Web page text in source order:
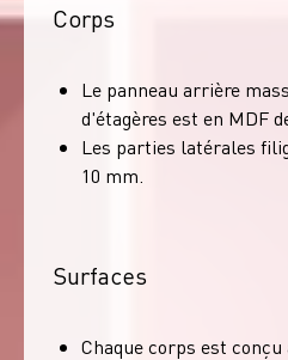
Corps
Le panneau arrière
d'étagères est en MDF
Les parties latérales
10 mm.
Surfaces
Chaque corps est conçu